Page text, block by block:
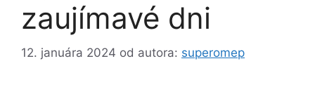
zaujímavé dni
12. januára 2024 od autora: superomep